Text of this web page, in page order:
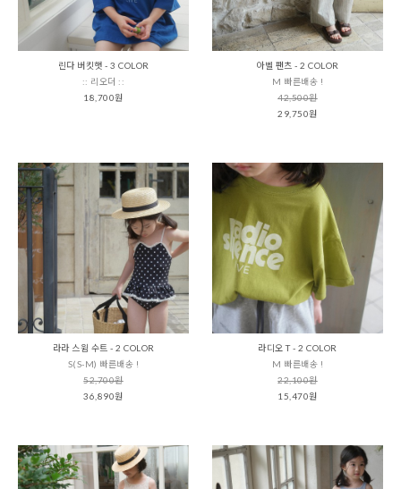
린다 버킷햇 - 3 COLOR
:: 리오더 ::
18,700원
아벨 팬츠 - 2 COLOR
M 빠른배송 !
42,500원
29,750원
라라 스윔 수트 - 2 COLOR
S(S-M) 빠른배송 !
52,700원
36,890원
라디오 T - 2 COLOR
M 빠른배송 !
22,100원
15,470원